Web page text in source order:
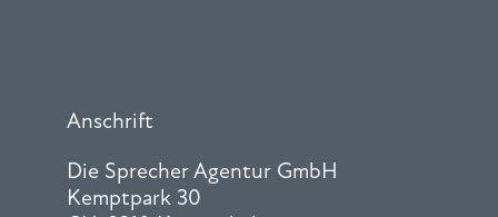
Anschrift
Die Sprecher Agentur GmbH
Kemptpark 30